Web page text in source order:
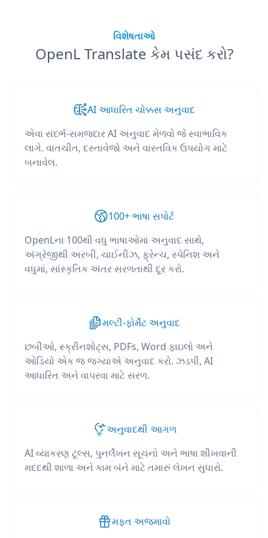
વિશેષતાઓ
OpenL Translate કેમ પસંદ કરો?
AI આધારિત ચોક્કસ અનુવાદ
એવા સંદર્ભ-સમજદાર AI અનુવાદ મેળવો જે સ્વાભાવિક
લાગે. વાતચીત, દસ્તાવેજો અને વાસ્તવિક ઉપયોગ માટે
બનાવેલ.
100+ ભાષા સપોર્ટ
OpenLના 100થી વધુ ભાષાઓમાં અનુવાદ સાથે,
અંગ્રેજીથી અરબી, ચાઈનીઝ, ફ્રેન્ચ, સ્પેનિશ અને
વધુમાં, સાંસ્કૃતિક અંતર સરળતાથી દૂર કરો.
મલ્ટી-ફોર્મેટ અનુવાદ
છબીઓ, સ્ક્રીનશોટ્સ, PDFs, Word ફાઇલો અને
ઓડિયો એક જ જગ્યાએ અનુવાદ કરો. ઝડપી, AI
આધારિત અને વાપરવા માટે સરળ.
અનુવાદથી આગળ
AI વ્યાકરણ ટૂલ્સ, પુનર્લેખન સૂચનો અને ભાષા શીખવાની
મદદથી શાળા અને કામ બંને માટે તમારું લેખન સુધારો.
મફત અજમાવો